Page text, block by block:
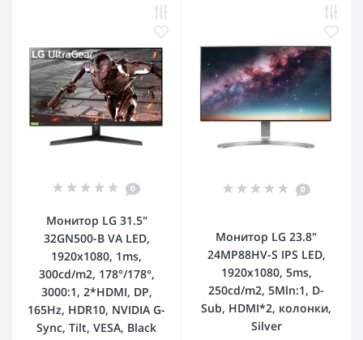
0
Монитор LG 31.5"
32GN500-B VA LED,
1920x1080, 1ms,
300cd/m2, 178°/178°,
3000:1, 2*HDMI, DP,
165Hz, HDR10, NVIDIA G-
Sync, Tilt, VESA, Black
0
Монитор LG 23.8"
24MP88HV-S IPS LED,
1920x1080, 5ms,
250cd/m2, 5Mln:1, D-
Sub, HDMI*2, колонки,
Silver